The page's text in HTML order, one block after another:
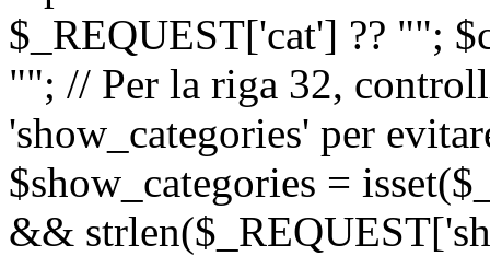
$_REQUEST['cat'] ?? "";
""; // Per la riga 32,
'show_categories' per
$show_categories =
&&